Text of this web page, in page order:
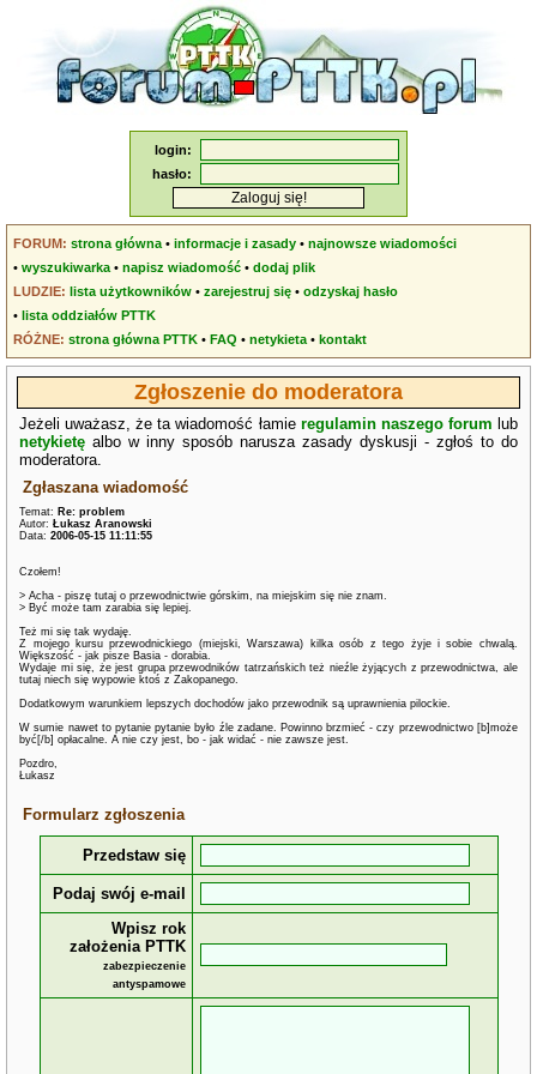
login:
hasło:
FORUM: strona główna •informacje i zasady •najnowsze wiadomości
•wyszukiwarka •napisz wiadomość •dodaj plik
LUDZIE: lista użytkowników •zarejestruj się •odzyskaj hasło
•lista oddziałów PTTK
RÓŻNE: strona główna PTTK •FAQ •netykieta •kontakt
Zgłoszenie do moderatora
Jeżeli uważasz, że ta wiadomość łamie regulamin naszego forum lub
netykietę albo w inny sposób narusza zasady dyskusji - zgłoś to do
moderatora.
Zgłaszana wiadomość
Temat: Re: problem
Autor:Łukasz Aranowski
Data:2006-05-15 11:11:55
Czołem!
> Acha - piszę tutaj o przewodnictwie górskim, na miejskim się nie znam.
> Być może tam zarabia się lepiej.
Też mi się tak wydaję.
Z mojego kursu przewodnickiego (miejski, Warszawa) kilka osób z tego żyje i sobie chwalą.
Większość - jak pisze Basia - dorabia.
Wydaje mi się, że jest grupa przewodników tatrzańskich też nieźle żyjących z przewodnictwa, ale
tutaj niech się wypowie ktoś z Zakopanego.
Dodatkowym warunkiem lepszych dochodów jako przewodnik są uprawnienia pilockie.
W sumie nawet to pytanie pytanie było źle zadane. Powinno brzmieć - czy przewodnictwo [b]może
być[/b] opłacalne. A nie czy jest, bo - jak widać - nie zawsze jest.
Pozdro,
Łukasz
Formularz zgłoszenia
Przedstaw się
Podaj swój e-mail
Wpisz rok
założenia PTTK
zabezpieczenie
antyspamowe